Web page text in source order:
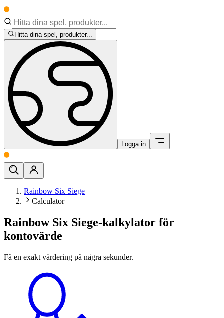
Hitta dina spel, produkter...
Logga in
Rainbow Six Siege
Calculator
Rainbow Six Siege-kalkylator för
kontovärde
Få en exakt värdering på några sekunder.